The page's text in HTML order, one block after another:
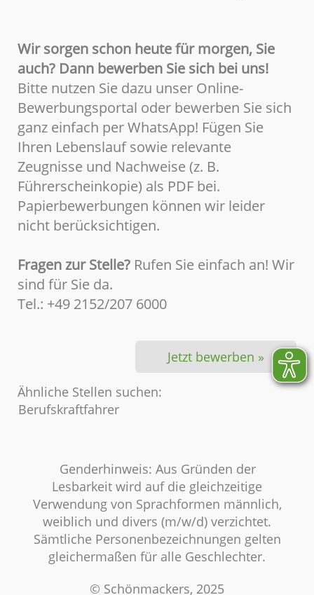
Wir sorgen schon heute für morgen, Sie
auch? Dann bewerben Sie sich bei uns!
Bitte nutzen Sie dazu unser Online-
Bewerbungsportal oder bewerben Sie sich
ganz einfach per WhatsApp! Fügen Sie
Ihren Lebenslauf sowie relevante
Zeugnisse und Nachweise (z. B.
Führerscheinkopie) als PDF bei.
Papierbewerbungen können wir leider
nicht berücksichtigen.
Fragen zur Stelle? Rufen Sie einfach an! Wir
sind für Sie da.
Tel.: +49 2152/207 6000
Jetzt bewerben »
Ähnliche Stellen suchen:
Berufskraftfahrer
Genderhinweis: Aus Gründen der
Lesbarkeit wird auf die gleichzeitige
Verwendung von Sprachformen männlich,
weiblich und divers (m/w/d) verzichtet.
Sämtliche Personenbezeichnungen gelten
gleichermaßen für alle Geschlechter.
© Schönmackers, 2025